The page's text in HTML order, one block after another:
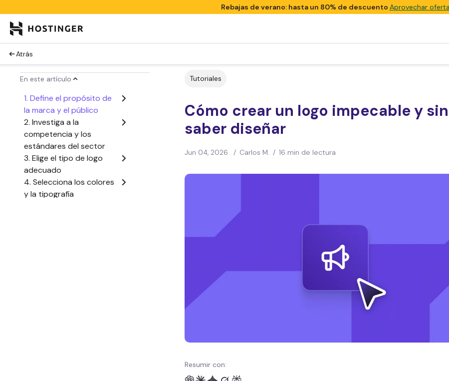
Rebajas de verano: hasta un 80% de descuento Aprovechar oferta
Atrás
En este artículo
1. Define el propósito de
la marca y el público
2. Investiga a la
competencia y los
estándares del sector
3. Elige el tipo de logo
adecuado
4. Selecciona los colores
y la tipografía
Tutoriales
Cómo crear un logo impecable y sin
saber diseñar
Jun 04, 2026 / Carlos M. / 16 min de lectura
Resumir con: